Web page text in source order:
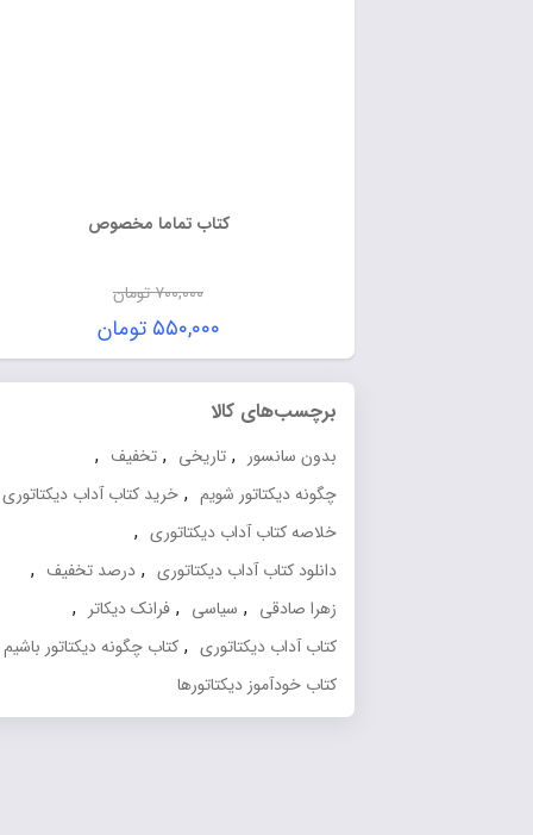
کتاب تماما مخصوص
تومان
۵۵۰,۰۰۰ تومان
برچسب‌های کالا
بدون سانسور ,تاریخی ,تخفیف ,
چگونه دیکتاتور شویم , خرید کتاب آداب دیکتاتوری ,
خلاصه کتاب آداب دیکتاتوری ,
دانلود کتاب آداب دیکتاتوری ,درصد تخفیف ,
زهرا صادقی ,سیاسی ,فرانک دیکاتر ,
کتاب آداب دیکتاتوری ,کتاب چگونه دیکتاتور باشیم ,
کتاب خودآموز دیکتاتورها